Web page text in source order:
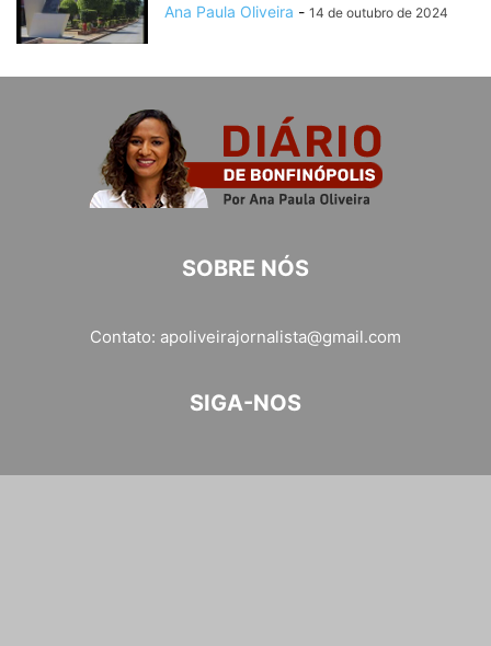
Ana Paula Oliveira - 14 de outubro de 2024
SOBRE NÓS
Contato: apoliveirajornalista@gmail.com
SIGA-NOS